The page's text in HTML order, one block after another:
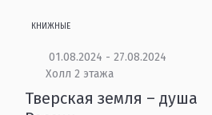
КНИЖНЫЕ
01.08.2024 - 27.08.2024
Холл 2 этажа
Тверская земля – душа